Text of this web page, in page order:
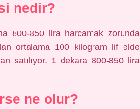
nedir?
800-850 lira harcamak zorunda
ortalama 100 kilogram lif elde
satılıyor. 1 dekara 800-850 lira
ne olur?